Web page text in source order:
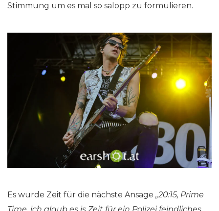
Stimmung um es mal so salopp zu formulieren.
Es wurde Zeit für die nächste Ansage „20:15, Prime